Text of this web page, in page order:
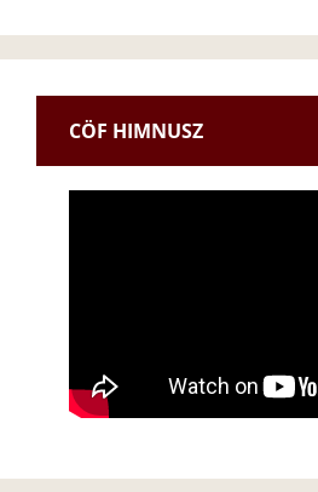
CÖF HIMNUSZ